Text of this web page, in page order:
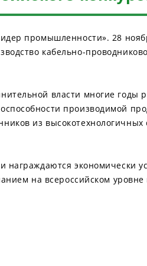
промышленности». 28
кабельно-
власти многие годы
производимой
из
награждаются экономически
на всероссийском